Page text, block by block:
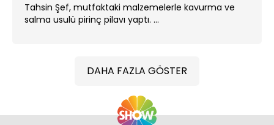
Tahsin Şef, mutfaktaki malzemelerle kavurma ve
salma usulü pirinç pilavı yaptı. ...
DAHA FAZLA GÖSTER